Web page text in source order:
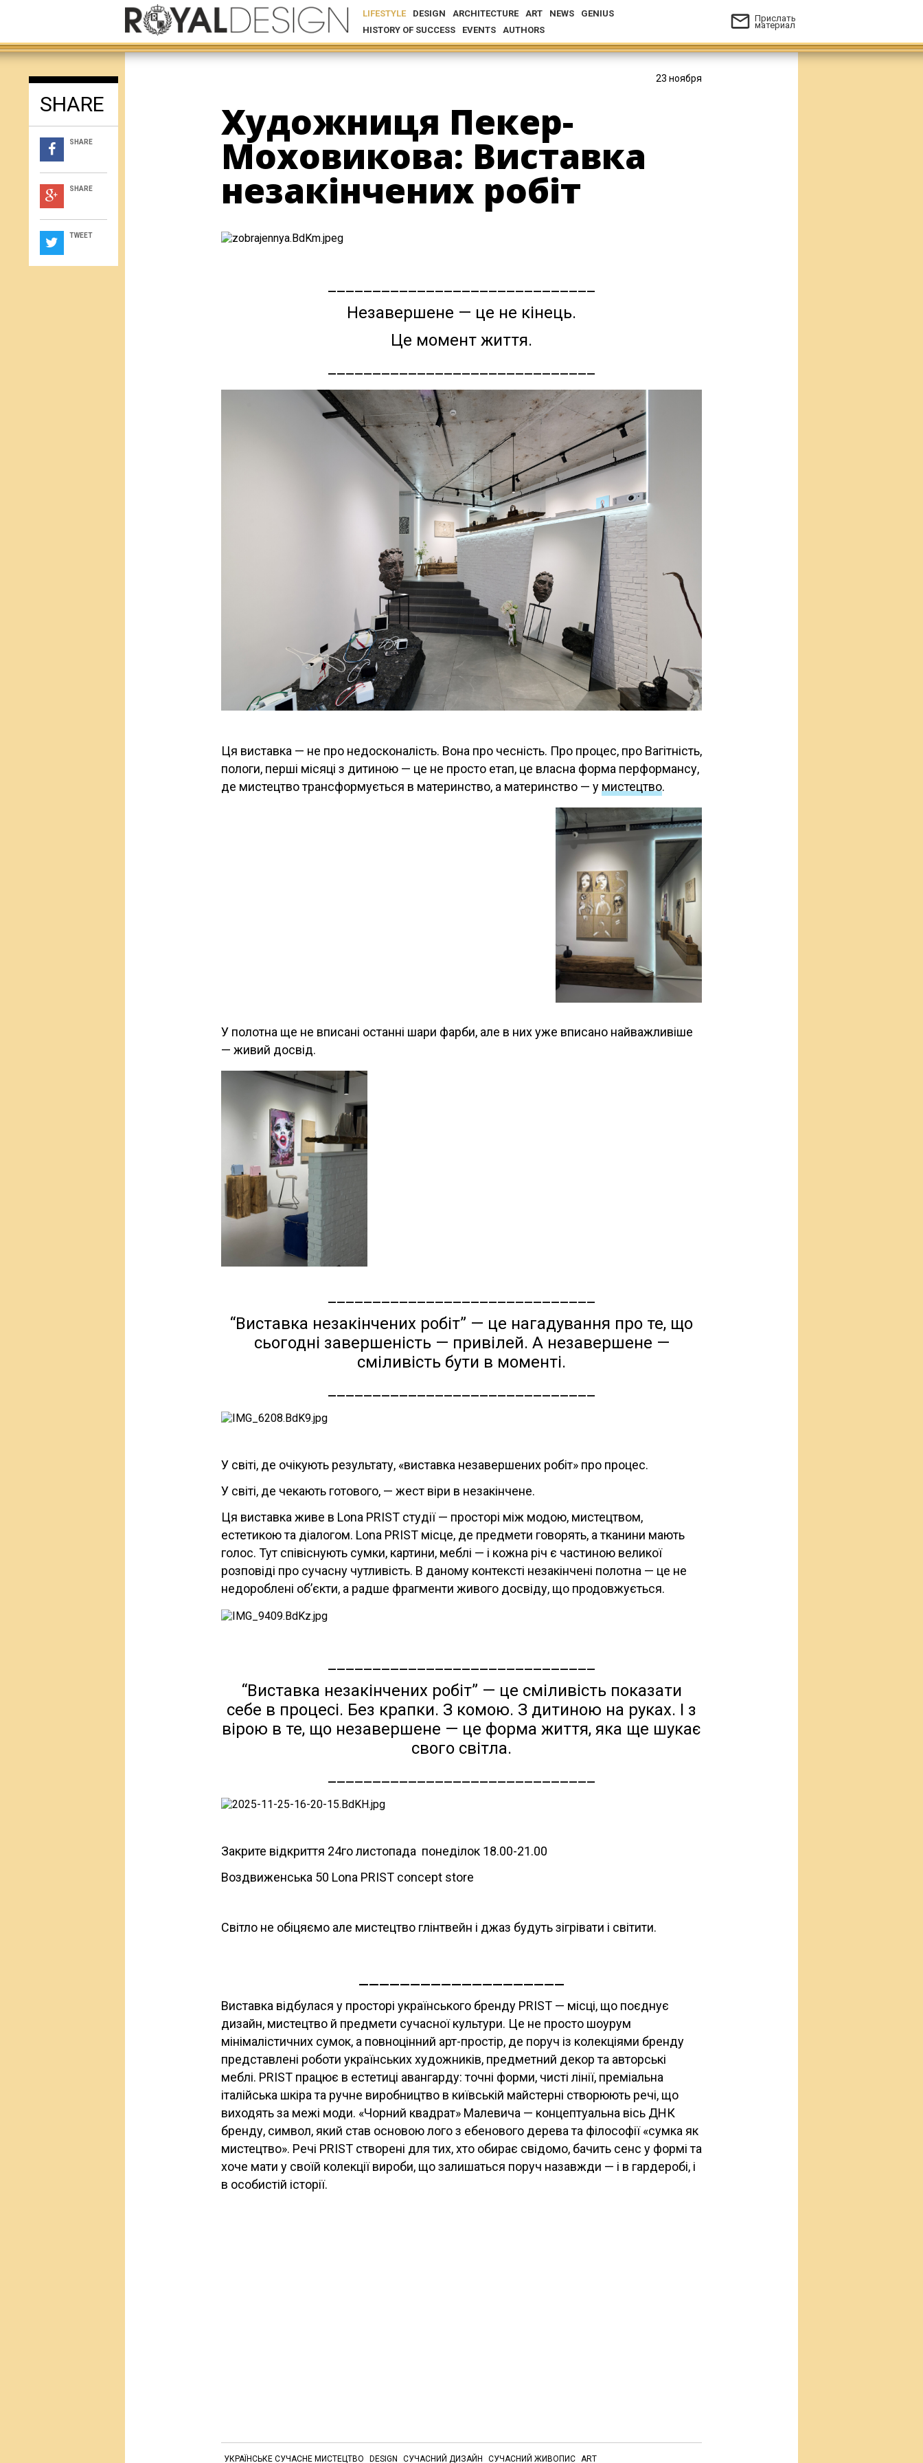
Прислать
материал
LIFESTYLE DESIGN ARCHITECTURE ART NEWS
GENIUS
HISTORY OF SUCCESS
EVENTS AUTHORS
SHARE
SHARE
SHARE
TWEET
23 ноября
Художниця Пекер-
Моховикова: Виставка
незакінчених робіт
Незавершене — це не кінець.
Це момент життя.
Ця виставка — не про недосконалість. Вона про чесність. Про процес, про Вагітність,
пологи, перші місяці з дитиною — це не просто етап, це власна форма перформансу,
де мистецтво трансформується в материнство, а материнство — у мистецтво.
У полотна ще не вписані останні шари фарби, але в них уже вписано найважливіше
— живий досвід.
“Виставка незакінчених робіт” — це нагадування про те, що
сьогодні завершеність — привілей. А незавершене —
сміливість бути в моменті.
У світі, де очікують результату, «виставка незавершених робіт» про процес.
У світі, де чекають готового, — жест віри в незакінчене.
Ця виставка живе в Lona PRIST студії — просторі між модою, мистецтвом,
естетикою та діалогом. Lona PRIST місце, де предмети говорять, а тканини мають
голос. Тут співіснують сумки, картини, меблі — і кожна річ є частиною великої
розповіді про сучасну чутливість. В даному контексті незакінчені полотна — це не
недороблені об’єкти, а радше фрагменти живого досвіду, що продовжується.
“Виставка незакінчених робіт” — це сміливість показати
себе в процесі. Без крапки. З комою. З дитиною на руках. І з
вірою в те, що незавершене — це форма життя, яка ще шукає
свого світла.
Закрите відкриття 24го листопада понеділок 18.00-21.00
Воздвиженська 50 Lona PRIST concept store
Світло не обіцяємо але мистецтво глінтвейн і джаз будуть зігрівати і світити.
Виставка відбулася у просторі українського бренду PRIST — місці, що поєднує
дизайн, мистецтво й предмети сучасної культури. Це не просто шоурум
мінімалістичних сумок, а повноцінний арт-простір, де поруч із колекціями бренду
представлені роботи українських художників, предметний декор та авторські
меблі. PRIST працює в естетиці авангарду: точні форми, чисті лінії, преміальна
італійська шкіра та ручне виробництво в київській майстерні створюють речі, що
виходять за межі моди. «Чорний квадрат» Малевича — концептуальна вісь ДНК
бренду, символ, який став основою лого з ебенового дерева та філософії «сумка як
мистецтво». Речі PRIST створені для тих, хто обирає свідомо, бачить сенс у формі та
хоче мати у своїй колекції вироби, що залишаться поруч назавжди — і в гардеробі, і
в особистій історії.
УКРАЇНСЬКЕ СУЧАСНЕ МИСТЕЦТВО DESIGN СУЧАСНИЙ ДИЗАЙН СУЧАСНИЙ ЖИВОПИС ART